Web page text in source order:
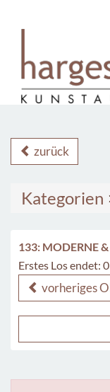
zurück
Kategorien
133: MODERNE
Erstes Los endet:
vorheriges